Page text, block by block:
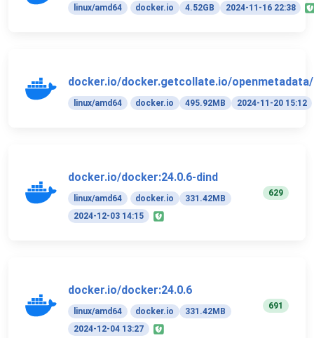
linux/amd64 docker.io 4.52GB 2024-11-16 22:38
docker.io/docker.getcollate.io/openmetadata/
linux/amd64 docker.io 495.92MB 2024-11-20 15:12
docker.io/docker:24.0.6-dind
linux/amd64 docker.io
331.42MB
2024-12-03 14:15
629
docker.io/docker:24.0.6
linux/amd64 docker.io
331.42MB
2024-12-04 13:27
691